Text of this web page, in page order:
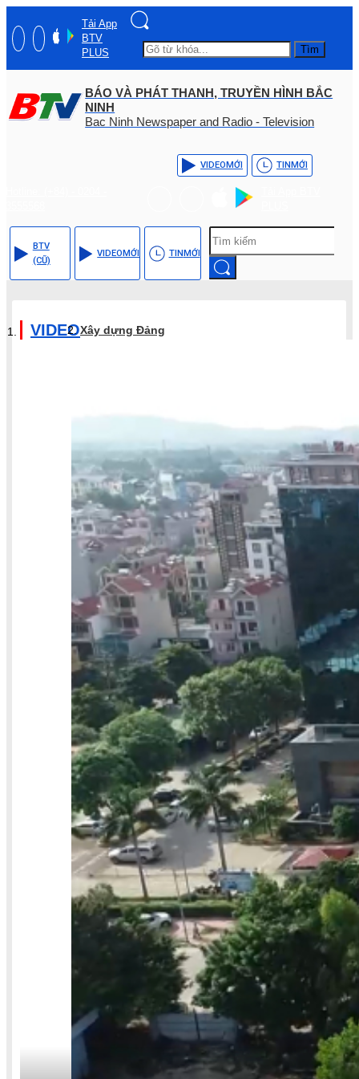
Tải App
BTV
PLUS
Tìm
BÁO VÀ PHÁT THANH, TRUYỀN HÌNH BẮC
NINH
Bac Ninh Newspaper and Radio - Television
VIDEOMỚI TINMỚI
BTV
(CŨ)
VIDEOMỚI TINMỚI
VIDEOXây dựng Đảng